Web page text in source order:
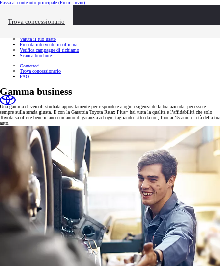
Passa al contenuto principale (Premi invio)
Trova concessionario
Link utili Chiudi overlay
Valuta il tuo usato
Prenota intervento in officina
Verifica campagne di richiamo
Scarica brochure
Contattaci
Trova concessionario
FAQ
Gamma business
Una gamma di veicoli studiata appositamente per rispondere a ogni esigenza della tua azienda, per essere
sempre sulla strada giusta. E con la Garanzia Toyota Relax Plus* hai tutta la qualità e l’affidabilità che solo
Toyota sa offrire beneficiando un anno di garanzia ad ogni tagliando fatto da noi, fino ai 15 anni di età della tua
auto.